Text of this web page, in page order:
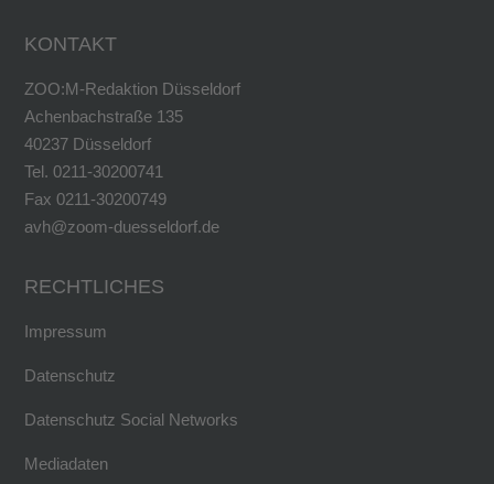
KONTAKT
ZOO:M-Redaktion Düsseldorf
Achenbachstraße 135
40237 Düsseldorf
Tel. 0211-30200741
Fax 0211-30200749
avh@zoom-duesseldorf.de
RECHTLICHES
Impressum
Datenschutz
Datenschutz Social Networks
Mediadaten